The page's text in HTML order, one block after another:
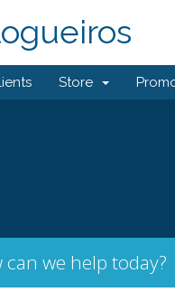
Store
can we help today?